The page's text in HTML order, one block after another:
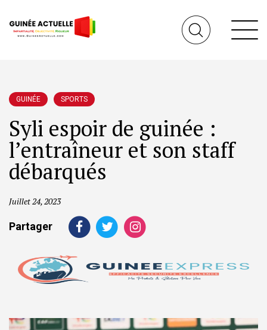
GUINÉE SPORTS
Syli espoir de guinée :
l’entraîneur et son staff
débarqués
Juillet 24, 2023
Partager